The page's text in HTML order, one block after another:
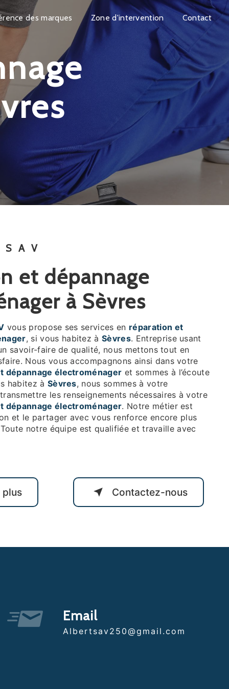
des marques Zone d'intervention Contact
SAV
à Sèvres
vous propose ses services en réparation et
, si vous habitez àSèvres. Entreprise usant
savoir-faire de qualité, nous mettons tout en
Nous vous accompagnons ainsi dans votre
dépannage électroménager et sommes à l’écoute
habitez à Sèvres, nous sommes à votre
les renseignements nécessaires à votre
dépannage électroménager. Notre métier est
et le partager avec vous renforce encore plus
notre équipe est qualifiée et travaille avec
plus Contactez-nous
Email
albertsav250@gmail.com